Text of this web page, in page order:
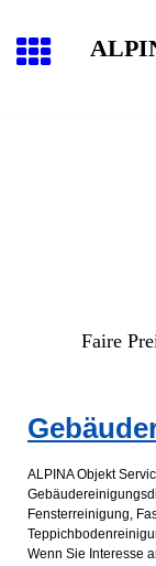
Faire
ALPINA Objekt
Fensterreinigung,
Wenn Sie Interesse